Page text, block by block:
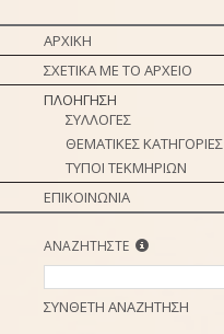
ΑΡΧΙΚΗ
ΣΧΕΤΙΚΑ ΜΕ ΤΟ ΑΡΧΕΙΟ
ΠΛΟΗΓΗΣΗ
ΣΥΛΛΟΓΕΣ
ΘΕΜΑΤΙΚΕΣ ΚΑΤΗΓΟΡΙΕΣ
ΤΥΠΟΙ ΤΕΚΜΗΡΙΩΝ
ΕΠΙΚΟΙΝΩΝΙΑ
ΑΝΑΖΗΤΗΣΤΕ
ΣΥΝΘΕΤΗ ΑΝΑΖΗΤΗΣΗ